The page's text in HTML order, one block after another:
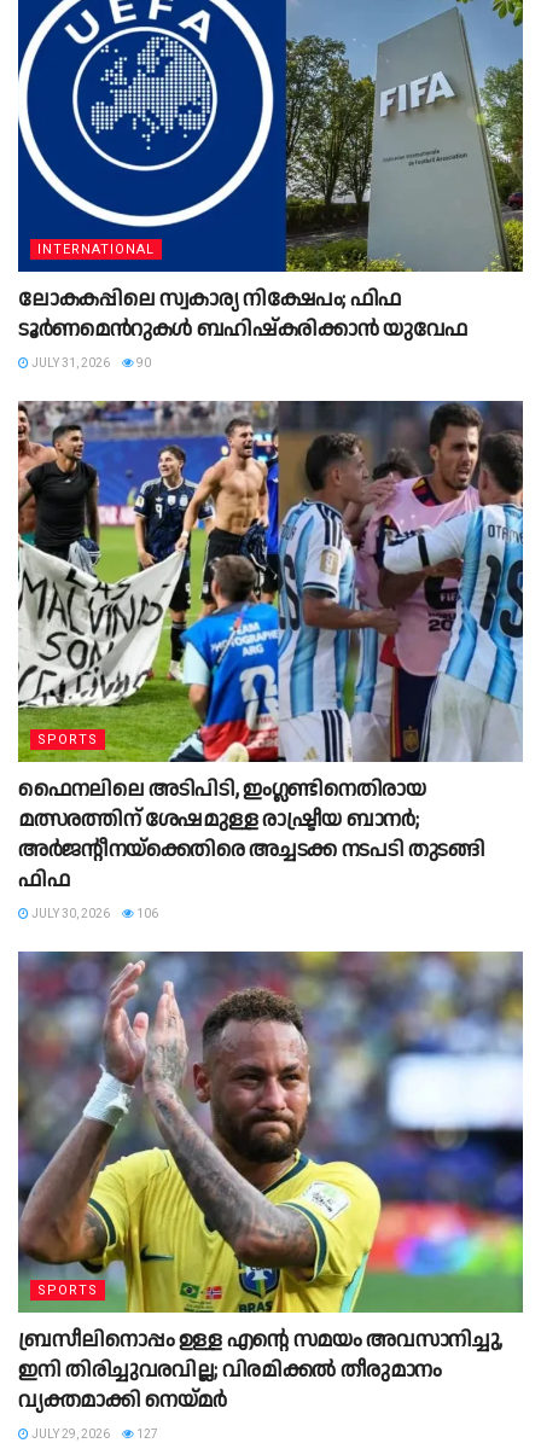
INTERNATIONAL
ലോകകപ്പിലെ സ്വകാര്യ നിക്ഷേപം; ഫിഫ
ടൂർണമെന്‍റുകൾ ബഹിഷ്‌കരിക്കാൻ യുവേഫ
JULY 31, 2026 90
SPORTS
ഫൈനലിലെ അടിപിടി, ഇംഗ്ലണ്ടിനെതിരായ
മത്സരത്തിന് ശേഷമുള്ള രാഷ്ട്രീയ ബാനര്‍;
അര്‍ജന്റീനയ്‌ക്കെതിരെ അച്ചടക്ക നടപടി തുടങ്ങി
ഫിഫ
JULY 30, 2026 106
SPORTS
ബ്രസീലിനൊപ്പം ഉള്ള എന്റെ സമയം അവസാനിച്ചു,
ഇനി തിരിച്ചുവരവില്ല; വിരമിക്കല്‍ തീരുമാനം
വ്യക്തമാക്കി നെയ്മർ
JULY 29, 2026 127